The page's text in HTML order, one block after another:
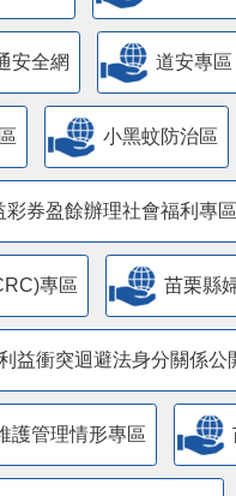
安全網 道安專區
小黑蚊防治區
彩券盈餘辦理社會福利專區
專區 苗栗縣
益衝突迴避法身分關係公
護管理情形專區